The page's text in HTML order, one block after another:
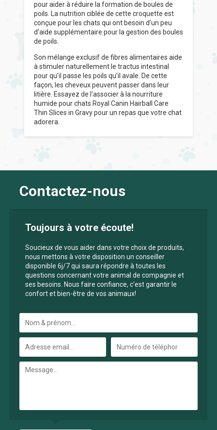
pour aider à réduire la formation de boules de
poils. La nutrition ciblée de cette croquette est
conçue pour les chats qui ont besoin d’un peu
d’aide supplémentaire pour la gestion des boules
de poils.
Son mélange exclusif de fibres alimentaires aide
à stimuler naturellement le tractus intestinal
pour qu’il passe les poils qu’il avale. De cette
façon, les cheveux peuvent passer dans leur
litière. Essayez de l’associer à la nourriture
humide pour chats Royal Canin Hairball Care
Thin Slices in Gravy pour un repas que votre chat
adorera.
Contactez-nous
Toujours à votre écoute!
Soucieux de vous aider dans votre choix de produits,
nous mettons à votre disposition un conseiller
disponible 6j/7 qui saura répondre à toutes les
questions concernant votre animal de compagnie et
ses besoins. Nous faire confiance, c'est garantir le
confort et bien-être de vos animaux!